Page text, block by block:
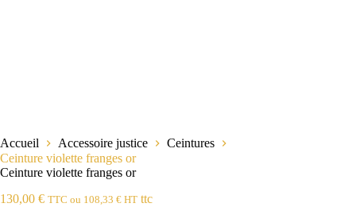
Accueil Accessoire justice
Ceintures
Ceinture violette franges or
Ceinture violette franges or
130,00 € TTC ou 108,33 € HT ttc